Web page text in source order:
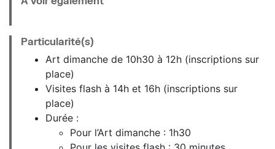
Particularité(s)
Art dimanche de 10h30 à 12h (inscriptions sur
place)
Visites flash à 14h et 16h (inscriptions sur
place)
Durée :
Pour l’Art dimanche : 1h30